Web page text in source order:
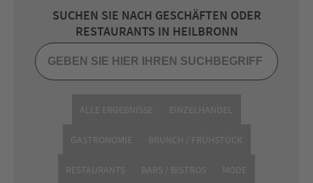
SUCHEN SIE NACH GESCHÄFTEN ODER
RESTAURANTS IN HEILBRONN
ALLE ERGEBNISSE EINZELHANDEL
GASTRONOMIE BRUNCH / FRÜHSTÜCK
RESTAURANTS BARS / BISTROS MODE